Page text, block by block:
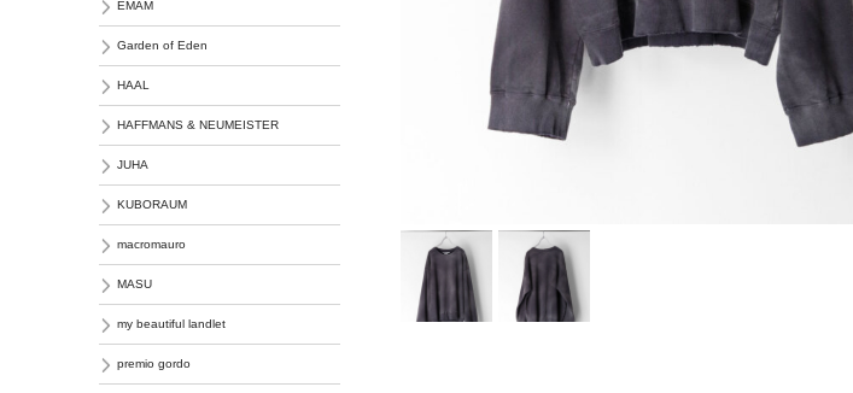
macromauro
MASU
EMAM
Garden of Eden
HAAL
HAFFMANS & NEUMEISTER
JUHA
KUBORAUM
macromauro
MASU
my beautiful landlet
premio gordo